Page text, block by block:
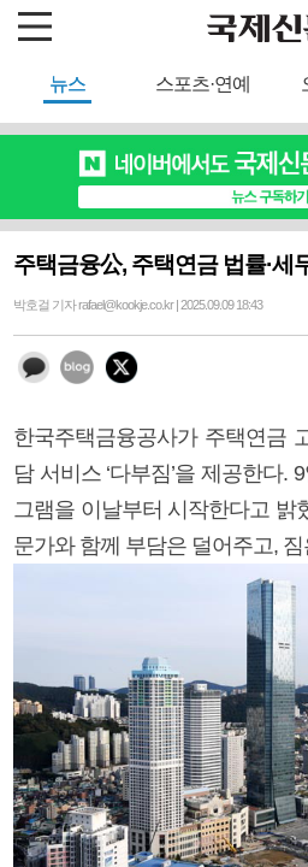
뉴스 스포츠·연예
주택금융公, 주택연금 법률·세
박호걸 기자 rafael@kookje.co.kr | 2025.09.09 18:43
한국주택금융공사가 주택연금
담 서비스 ‘다부짐’을 제공한다.
그램을 이날부터 시작한다고 밝
문가와 함께 부담은 덜어주고,